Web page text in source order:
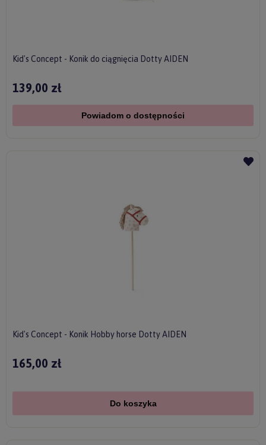
Kid's Concept - Konik do ciągnięcia Dotty AIDEN
139,00 zł
Powiadom o dostępności
Kid's Concept - Konik Hobby horse Dotty AIDEN
165,00 zł
Do koszyka